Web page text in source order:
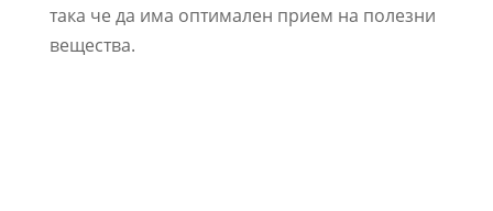
така че да има оптимален прием на полезни
вещества.